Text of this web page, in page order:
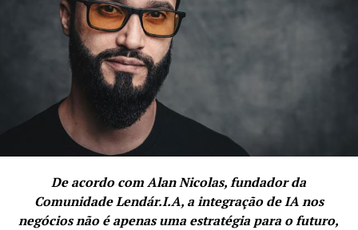
De acordo com Alan Nicolas, fundador da
Comunidade Lendár.I.A, a integração de IA nos
negócios não é apenas uma estratégia para o futuro,